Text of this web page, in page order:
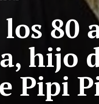
80
hijo
Pipi